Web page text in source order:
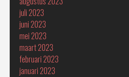
juli 2023
juni 2023
mei 2023
maart 2023
februari 2023
januari 2023